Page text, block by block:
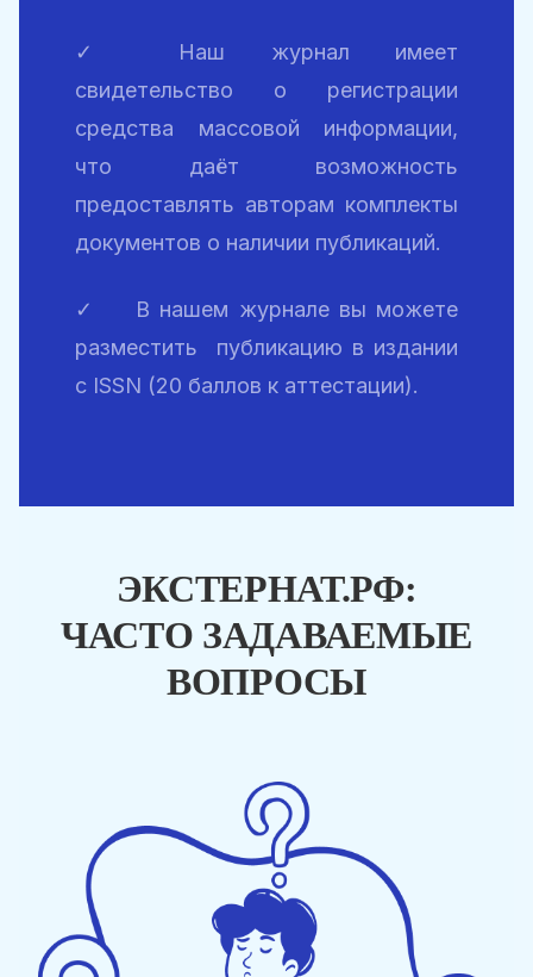
✓ Наш журнал имеет
свидетельство о регистрации
средства массовой информации,
что даёт возможность
предоставлять авторам комплекты
документов о наличии публикаций.
✓ В нашем журнале вы можете
разместить публикацию в издании
с ISSN (20 баллов к аттестации).
ЭКСТЕРНАТ.РФ:
ЧАСТО ЗАДАВАЕМЫЕ
ВОПРОСЫ